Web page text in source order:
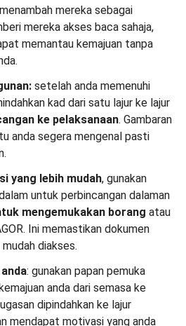
mereka sebagai
mereka akses baca sahaja,
memantau kemajuan tanpa
setelah anda memenuhi
kad dari satu lajur ke lajur
ke pelaksanaan. Gambaran
anda segera mengenal pasti
yang lebih mudah, gunakan
untuk perbincangan dalaman
mengemukakan borang atau
Ini memastikan dokumen
diakses.
: gunakan papan pemuka
anda dari semasa ke
dipindahkan ke lajur
mendapat motivasi yang anda